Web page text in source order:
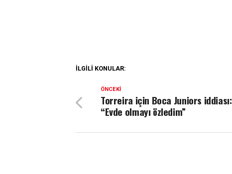
İLGILI KONULAR:
ÖNCEKI
Torreira için Boca Juniors iddiası:
“Evde olmayı özledim”